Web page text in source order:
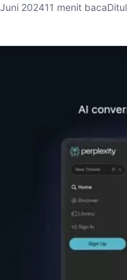
202411 menit baca